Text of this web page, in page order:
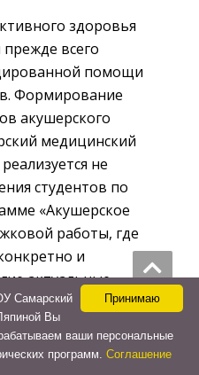
здоровья
прежде всего
помощи
Формирование
акушерского
медицинский
не
студентов по
«Акушерское
работы, где
и
актуальные
направлению.
медицинском
состоялось
Принимаю
Самарский
Вы
ваши персональные
программ. Соглашение